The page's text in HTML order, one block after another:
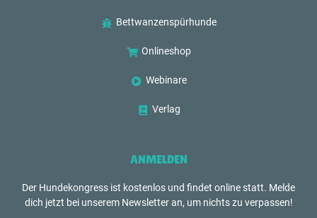
Bettwanzenspürhunde
Onlineshop
Webinare
Verlag
ANMELDEN
Der Hundekongress ist kostenlos und findet online statt. Melde
dich jetzt bei unserem Newsletter an, um nichts zu verpassen!